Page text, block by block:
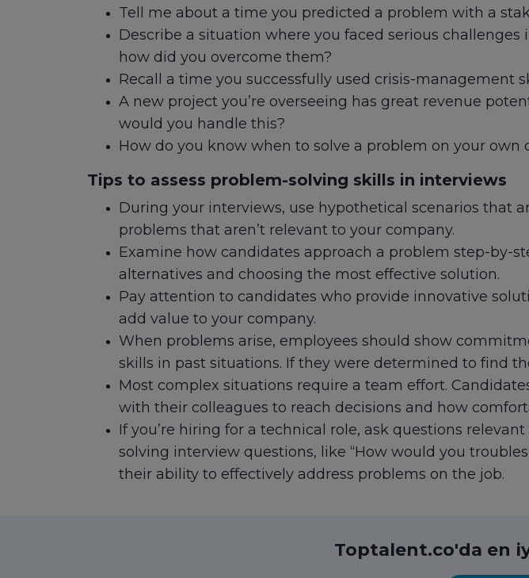
Tell me about a time you predicted a problem with a
Describe a situation where you faced serious
how did you overcome them?
Recall a time you successfully used crisis-management
A new project you’re overseeing has great revenue
would you handle this?
How do you know when to solve a problem on your own
Tips to assess problem-solving skills in interviews
During your interviews, use hypothetical scenarios that
problems that aren’t relevant to your company.
Examine how candidates approach a problem step-by-
alternatives and choosing the most effective solution.
Pay attention to candidates who provide innovative
add value to your company.
When problems arise, employees should show
skills in past situations. If they were determined to find
Most complex situations require a team effort.
with their colleagues to reach decisions and how
If you’re hiring for a technical role, ask questions
solving interview questions, like “How would you
their ability to effectively address problems on the job.
Toptalent.co'da en